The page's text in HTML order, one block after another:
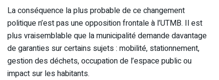
La conséquence la plus probable de ce changement
politique n’est pas une opposition frontale à l’UTMB. Il est
plus vraisemblable que la municipalité demande davantage
de garanties sur certains sujets : mobilité, stationnement,
gestion des déchets, occupation de l’espace public ou
impact sur les habitants.